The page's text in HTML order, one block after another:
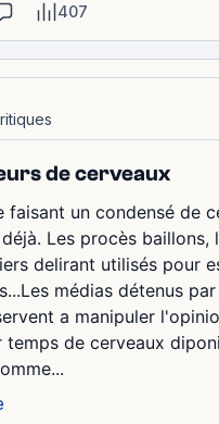
407
de cerveaux
faisant un condensé de
Les procès baillons,
delirant utilisés pour
médias détenus
a manipuler
temps de cerveaux